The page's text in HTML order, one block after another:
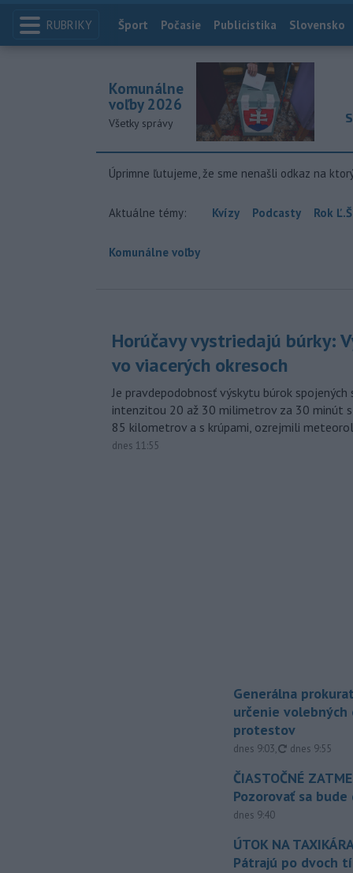
RUBRIKY Index
Šport Počasie Publicistika Slovensko
Komunálne
voľby 2026
Všetky správy
Úprimne ľutujeme, že sme nenašli odkaz na
Aktuálne témy: Kvízy Podcasty Rok
Komunálne voľby
Horúčavy vystriedajú búrky:
vo viacerých okresoch
Je pravdepodobnosť výskytu búrok spojených
intenzitou 20 až 30 milimetrov za 30 minút
85 kilometrov a s krúpami, ozrejmili
dnes 11:55
Generálna
určenie volebných
protestov
dnes 9:03, aktualizované
dnes 9:55
ČIASTOČNÉ
Pozorovať sa
dnes 9:40
ÚTOK NA
Pátrajú po dvoch